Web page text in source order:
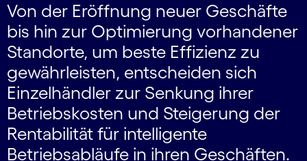
Von der Eröffnung neuer Geschäfte
bis hin zur Optimierung vorhandener
Standorte, um beste Effizienz zu
gewährleisten, entscheiden sich
Einzelhändler zur Senkung ihrer
Betriebskosten und Steigerung der
Rentabilität für intelligente
Betriebsabläufe in ihren Geschäften.